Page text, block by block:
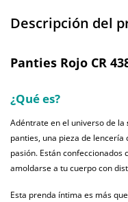
Descripción del
Panties Rojo CR
¿Qué es?
Adéntrate en el universo de la
panties, una pieza de
pasión. Están
amoldarse a tu cuerpo con
Esta prenda íntima es más